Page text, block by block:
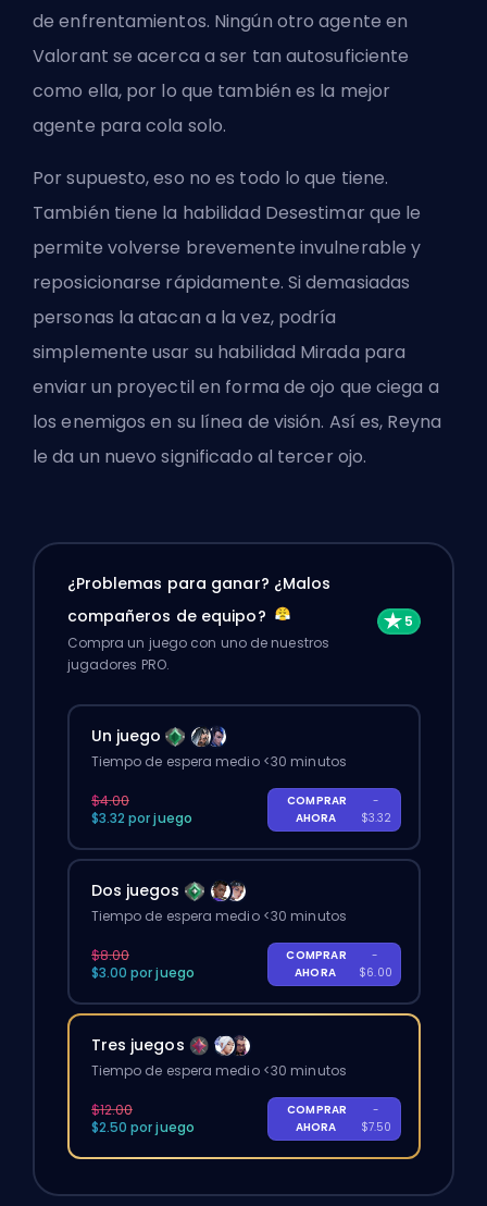
de enfrentamientos. Ningún otro agente en
Valorant se acerca a ser tan autosuficiente
como ella, por lo que también es la mejor
agente para cola solo.
Por supuesto, eso no es todo lo que tiene.
También tiene la habilidad Desestimar que le
permite volverse brevemente invulnerable y
reposicionarse rápidamente. Si demasiadas
personas la atacan a la vez, podría
simplemente usar su habilidad Mirada para
enviar un proyectil en forma de ojo que ciega a
los enemigos en su línea de visión. Así es, Reyna
le da un nuevo significado al tercer ojo.
¿Problemas para ganar? ¿Malos
compañeros de equipo?
Compra un juego con uno de nuestros
jugadores PRO.
Un juego
Tiempo de espera medio <30 minutos
$4.00
$3.32 por juego
COMPRAR
AHORA
-
$3.32
Dos juegos
Tiempo de espera medio <30 minutos
$8.00
$3.00 por juego
COMPRAR
AHORA
-
$6.00
Tres juegos
Tiempo de espera medio <30 minutos
$12.00
$2.50 por juego
COMPRAR
AHORA
-
$7.50